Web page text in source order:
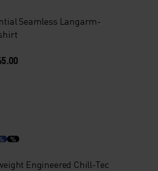
Seamless Langarm-
%
Engineered Chill-Tec